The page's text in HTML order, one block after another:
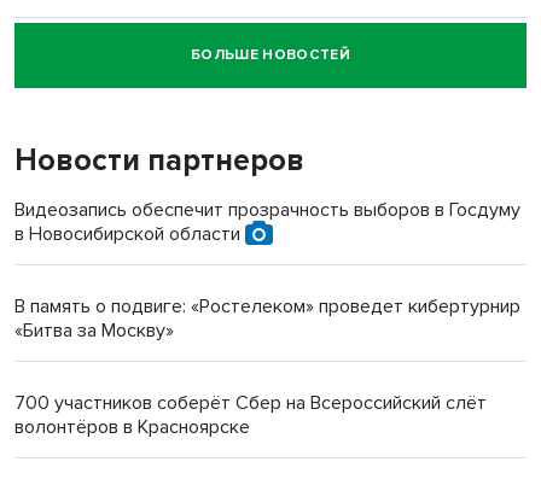
Новосибирский суд наказал водителя за смерть
пенсионерки на вокзале
«Мы живём на пастбище!»: в новосибирском селе лошади
терроризируют жителей
Инвалид получил условный срок за избиение врачей
Новосибирский преподаватель с женой вошли в топ-16
Обновлённое отделение ВТБ открылось в Искитиме
БОЛЬШЕ НОВОСТЕЙ
Новости партнеров
Видеозапись обеспечит прозрачность выборов в Госдуму
в Новосибирской области
В память о подвиге: «Ростелеком» проведет кибертурнир
«Битва за Москву»
700 участников соберёт Сбер на Всероссийский слёт
волонтёров в Красноярске